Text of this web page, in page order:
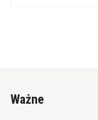
Ważne